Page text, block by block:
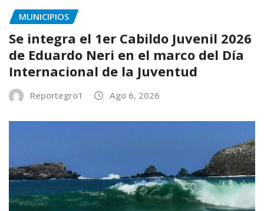
MUNICIPIOS
Se integra el 1er Cabildo Juvenil 2026
de Eduardo Neri en el marco del Día
Internacional de la Juventud
Reportegro1 Ago 6, 2026